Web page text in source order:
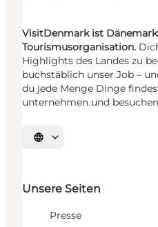
VisitDenmark ist
Tourismusorganisation.
Highlights des Landes zu
buchstäblich unser Job –
du jede Menge Dinge
unternehmen und
Sprache auswählen
Unsere Seiten
Presse